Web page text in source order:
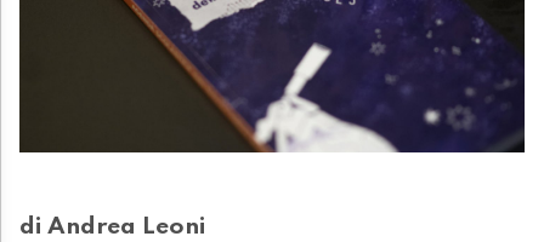
di Andrea Leoni